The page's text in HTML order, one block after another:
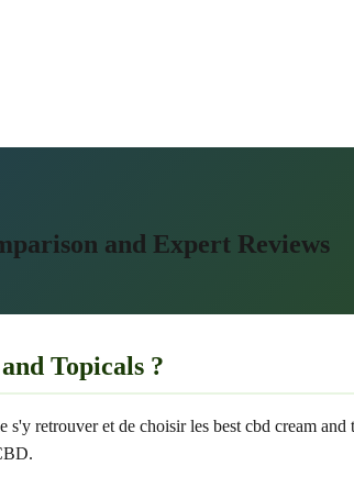
and Expert Reviews
Topicals ?
retrouver et de choisir les best cbd cream